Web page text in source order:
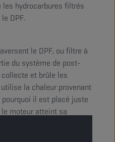
les hydrocarbures filtrés
DPF.
le DPF, ou filtre à
du système de post-
et brûle les
la chaleur provenant
pourquoi il est placé juste
le moteur atteint sa
normale, le DPF est
de la suie contenue dans